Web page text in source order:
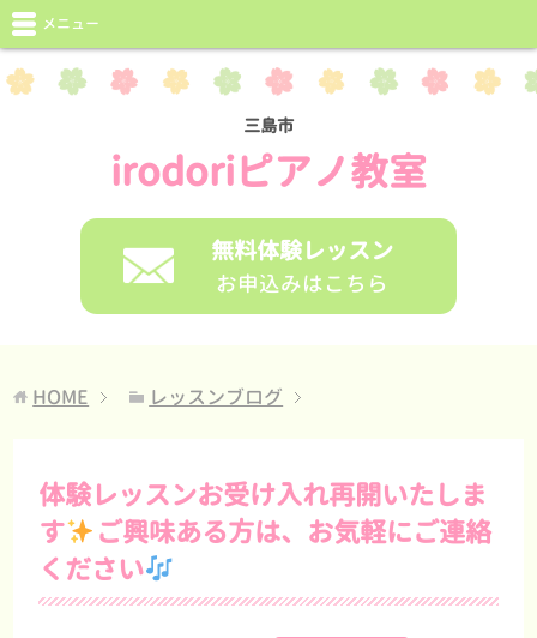
三島市
irodoriピアノ教室
無料体験レッスン
お申込みはこちら
メニュー
HOME レッスンブログ
体験レッスンお受け入れ再開いたしま
す
ご興味ある方は、お気軽にご連絡
ください